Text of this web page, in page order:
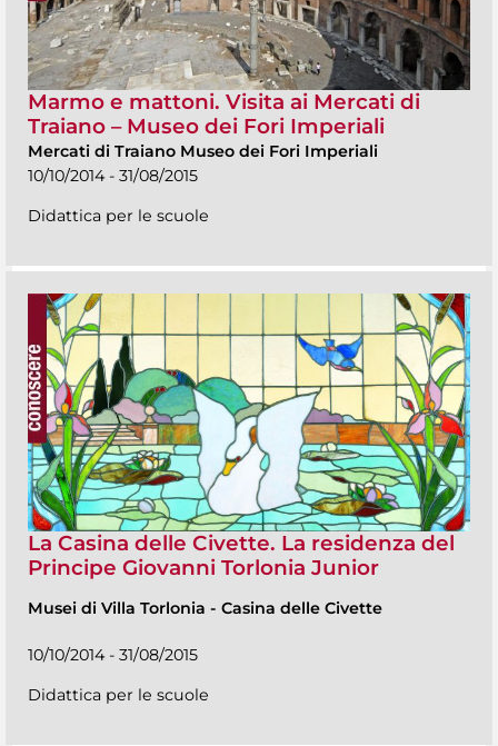
Marmo e mattoni. Visita ai Mercati di
Traiano – Museo dei Fori Imperiali
Mercati di Traiano Museo dei Fori Imperiali
10/10/2014 - 31/08/2015
Didattica per le scuole
La Casina delle Civette. La residenza del
Principe Giovanni Torlonia Junior
Musei di Villa Torlonia - Casina delle Civette
10/10/2014 - 31/08/2015
Didattica per le scuole